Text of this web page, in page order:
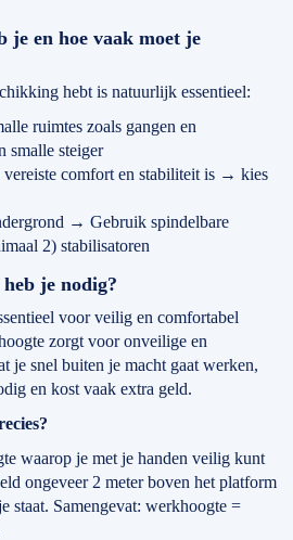
je en hoe vaak moet je
hebt is natuurlijk essentieel:
ruimtes zoals gangen en
smalle steiger
comfort en stabiliteit is → kies
→ Gebruik spindelbare
2) stabilisatoren
je nodig?
voor veilig en comfortabel
zorgt voor onveilige en
je snel buiten je macht gaat werken,
en kost vaak extra geld.
waarop je met je handen veilig kunt
ongeveer 2 meter boven het platform
staat. Samengevat: werkhoogte =